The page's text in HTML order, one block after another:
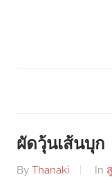
ผัดวุ้นเส้นบุก
By Thanaki In